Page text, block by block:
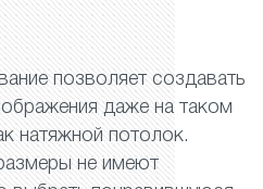
позволяет создавать
даже на таком
натяжной потолок.
не имеют